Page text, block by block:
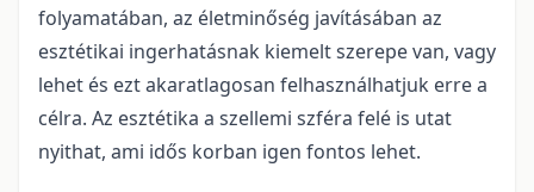
folyamatában, az életminőség javításában az
esztétikai ingerhatásnak kiemelt szerepe van, vagy
lehet és ezt akaratlagosan felhasználhatjuk erre a
célra. Az esztétika a szellemi szféra felé is utat
nyithat, ami idős korban igen fontos lehet.